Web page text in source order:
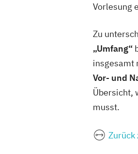
Vorlesung
Zu
„Umfang“
insgesamt
Vor- und
Übersicht,
musst.
Zurück